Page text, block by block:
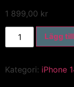
1 899,00 kr
Lägg
Kategori: iPhone